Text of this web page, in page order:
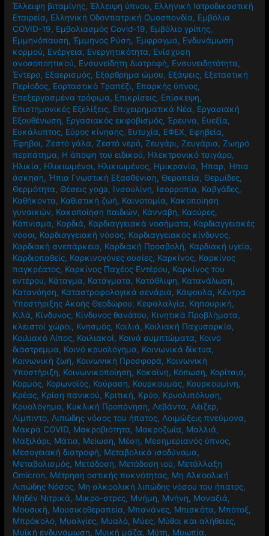
Έλλειψη βιταμίνης,Έλλειψη ύπνου, Ελληνική Ιατροδικαστική
Εταιρεία, Ελληνική Οδοντιατρική Ομοσπονδία, Εμβόλια
COVID-19, Εμβολιασμός Covid-19, Εμβόλιο γρίπης,
Εμμηνόπαυση,Έμμηνος Ρύση,Έμφραγμα, Ενδυνάμωση
κορμού, Ενέργεια, Ενεργητικότητα, Ενίσχυση
ανοσοποητικού, Ενσυνείδητη Διατροφή, Ενσυνειδητότητα,
Έντερο, Εξαερισμός, Εξάρθρημα ώμου, Εξάψεις, Εξεταστική
Περίοδος, Εορταστικό Τραπέζι, Επαρκής ύπνος,
Επεξεργασμένα τρόφιμα, Επικρίσεις, Επίσκεψη,
Επιστημονικές Εξελίξεις, Επιχειρηματικά Νέα, Εργασιακή
Εξουθένωση, Εργασιακός εκφοβισμός,Έρευνα, Ευεξία,
Ευκάλυπτος, Εύρος κίνησης, Ευτυχία, ΕΦΕΧ, Εφηβεία,
Έφηβοι,Ζεστό γάλα,Ζεστό νερό,Ζευγάρι,Ζευγάρια,Ζωηρό
περπάτημα, Η άποψη του ειδικού, Ηλεκτρονικό τσιγάρο,
Ηλικία, Ηλικιωμένοι, Ηλικιωμένος, Ημικρανία, Ήπαρ, Ήπια
άσκηση, Ήπια Γνωστική Εξασθένιση, Θεραπεία, Θερμίδες,
Θερμότητα, Θέσεις yoga, Ινσουλίνη, Ισορροπία, Καβγάδες,
Καθήκοντα, Καθιστική ζωή, Καινοτομία, Κακοποίηση
γυναικών, Κακοποίηση παιδιών, Κάνναβη, Καούρες,
Κάπνισμα, Καρδιά, Καρδιαγγειακά νοσήματα, Καρδιαγγειακές
νόσοι, Καρδιαγγειακή νόσος, Καρδιαγγειακός κίνδυνος,
Καρδιακή ανεπάρκεια, Καρδιακή Προσβολή, Καρδιακή υγεία,
Καρδιοπαθείς, Καρκινογόνες ουσίες, Καρκίνος, Καρκίνος
παγκρέατος, Καρκίνος Παχέος Εντέρου, Καρκίνος του
εντέρου, Κάταγμα, Κατάγματα, Κατάθλιψη, Κατανάλωση,
Κατανόηση, Καταστροφολογικά σενάρια, Κάψουλα, Κέντρα
Υποστήριξης Ακοής Θεοδώρου, Κεφαλαλγία, Κηπουρική,
Κιλά, Κίνδυνος, Κίνδυνος θανάτου, Κινητικά Προβλήματα,
κλειστοί χώροι, Κνησμός, Κοιλιά, Κοιλιακή Παχυσαρκία,
Κοιλιακό Λίπος, Κοιλιακοί, Κοινά συμπτώματα, Κοινό
διάστρεμμα, Κοινό κρυολόγημα, Κοινωνικά δίκτυα,
Κοινωνική ζωή, Κοινωνική Προσφορά, Κοινωνική
Υποστήριξη, Κοινωνικοποίηση, Κοκαϊνη, Κόπωση, Κορίτσια,
Κορμός, Κορωνοϊός, Κούραση, Κουρκουμάς, Κουρκουμίνη,
Κρέας, Κρίση πανικού, Κριτική, Κρύο, Κρυολιπόλυση,
Κρυολόγημα, Κυκλική Προπόνηση, Λεβάντα, Λέιζερ,
Λίμπιντο, Λιπώδης νόσος του ήπατος, Λοιμώξεις πνεύμονα,
Μακρά COVID, Μακροβιότητα, Μακροζωία, Μαλλιά,
Μαξιλάρι, Μάτια, Μείωση, Μέση, Μεσημεριανός ύπνος,
Μεσογειακή διατροφή, Μεταβολικά ισοδύναμα,
Μεταβολισμός, Μετάδοση, Μετάδοση ιού, Μετάλλαξη
Omicron, Μέτρηση οστικής πυκνότητας, Μη Αλκοολική
Λιπώδης Νόσος, Μη αλκοολική λιπώδης νόσου του ήπατος,
Μηδέν Νιτρικά, Μικρο-στρες, Μνήμη, Μνήνη, Μοναξιά,
Μουσική, Μουσικοθεραπεία, Μπανάνες, Μπισκότα, Μπότοξ,
Μπρόκολο, Μυαλγίες, Μυαλό, Μύες, Μύθοι και αλήθειες,
Μυϊκή ενδυνάμωση, Μυική μάζα, Μύτη, Μυωπία,